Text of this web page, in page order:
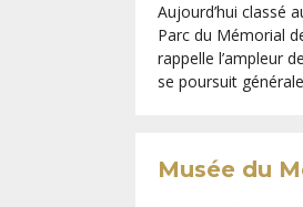
Aujourd’hui classé
Parc du Mémorial
rappelle l’ampleur
se poursuit
Musée du